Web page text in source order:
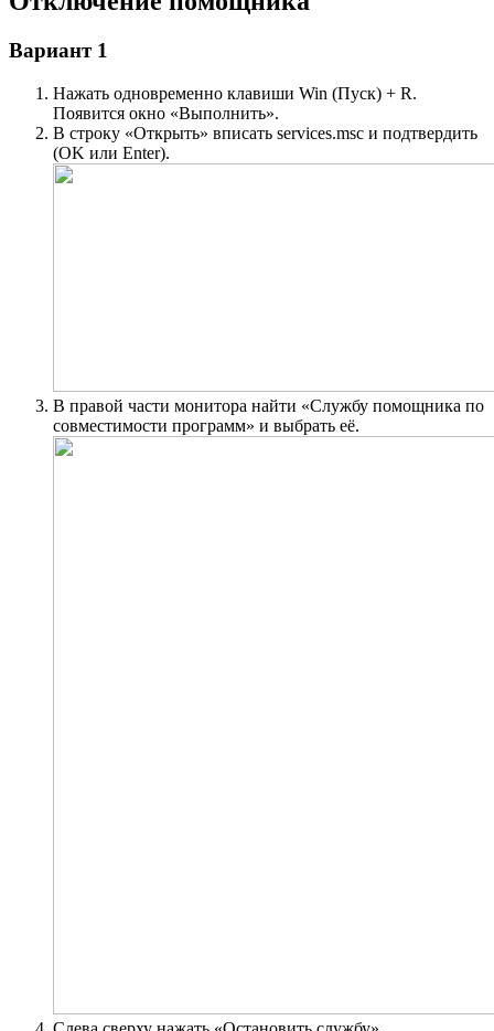
Вариант 1
Нажать одновременно клавиши Win (Пуск) + R.
Появится окно «Выполнить».
В строку «Открыть» вписать services.msc и подтвердить
(OK или Enter).
В правой части монитора найти «Службу помощника по
совместимости программ» и выбрать её.